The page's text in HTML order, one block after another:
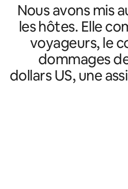
Nous avons mis
les hôtes. Elle
voyageurs, le
dommages
dollars US, une